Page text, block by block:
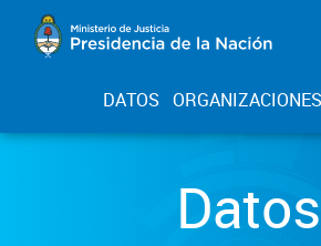
DATOS ORGANIZACIONES
Datos